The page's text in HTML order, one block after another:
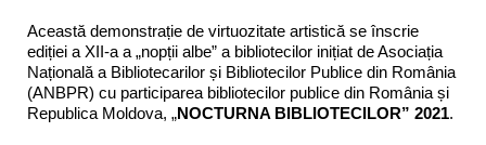
Această demonstrație de virtuozitate artistică se înscrie
ediției a XII-a a „nopții albe” a bibliotecilor inițiat de Asociația
Națională a Bibliotecarilor și Bibliotecilor Publice din România
(ANBPR) cu participarea bibliotecilor publice din România și
Republica Moldova, „NOCTURNA BIBLIOTECILOR” 2021.